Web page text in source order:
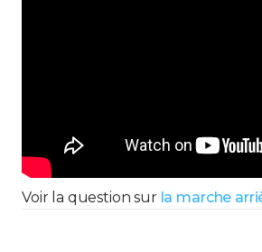
Voir la question sur la marche